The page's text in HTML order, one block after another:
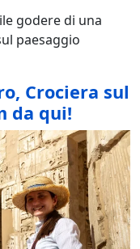
godere di una
paesaggio
Crociera sul
da qui!